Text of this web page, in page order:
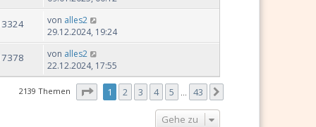
von alles2
29.12.2024, 19:24
von alles2
22.12.2024, 17:55
2139 Themen Seite von
1 2 3 4 5 43
Gehe zu